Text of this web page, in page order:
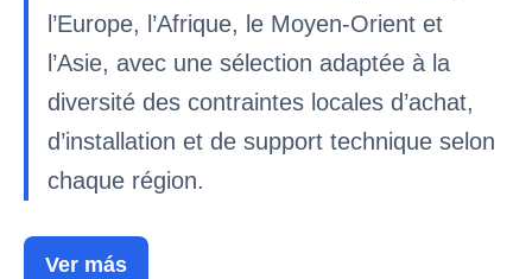
l’Europe, l’Afrique, le Moyen-Orient et
l’Asie, avec une sélection adaptée à la
diversité des contraintes locales d’achat,
d’installation et de support technique selon
chaque région.
Ver más